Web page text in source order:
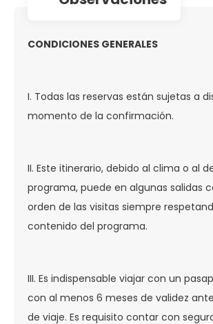
CONDICIONES GENERALES
I. Todas las reservas están sujetas a
momento de la confirmación.
II. Este itinerario, debido al clima o al
programa, puede en algunas salidas
orden de las visitas siempre
contenido del programa.
III. Es indispensable viajar con un
con al menos 6 meses de validez
de viaje. Es requisito contar con